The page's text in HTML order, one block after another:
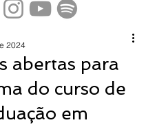
abertas para
do curso de
em
2024